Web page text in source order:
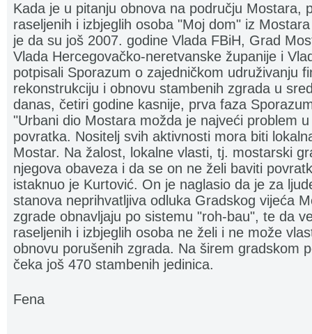
Kada je u pitanju obnova na području Mostara,
raseljenih i izbjeglih osoba "Moj dom" iz
je da su još 2007. godine Vlada FBiH, Grad
Vlada Hercegovačko-neretvanske županije i
potpisali Sporazum o zajedničkom udruživanju
rekonstrukciju i obnovu stambenih zgrada u
danas, četiri godine kasnije, prva faza
"Urbani dio Mostara možda je najveći problem
povratka. Nositelj svih aktivnosti mora biti
Mostar. Na žalost, lokalne vlasti, tj. mostarski
njegova obaveza i da se on ne želi baviti
istaknuo je Kurtović. On je naglasio da je za
stanova neprihvatljiva odluka Gradskog vijeća
zgrade obnavljaju po sistemu "roh-bau", te da
raseljenih i izbjeglih osoba ne želi i ne može
obnovu porušenih zgrada. Na širem gradskom
čeka još 470 stambenih jedinica.
Fena